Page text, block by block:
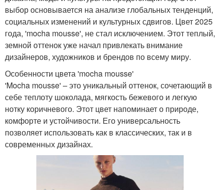
выбор основывается на анализе глобальных тенденций,
социальных изменений и культурных сдвигов. Цвет 2025
года, 'mocha mousse', не стал исключением. Этот теплый,
земной оттенок уже начал привлекать внимание
дизайнеров, художников и брендов по всему миру.
Особенности цвета 'mocha mousse'
'Mocha mousse' – это уникальный оттенок, сочетающий в
себе теплоту шоколада, мягкость бежевого и легкую
нотку коричневого. Этот цвет напоминает о природе,
комфорте и устойчивости. Его универсальность
позволяет использовать как в классических, так и в
современных дизайнах.